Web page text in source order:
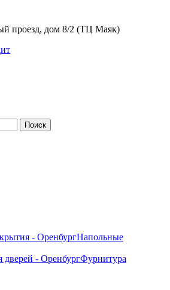
проезд, дом 8/2 (ТЦ Маяк)
Поиск
Напольные
Фурнитура